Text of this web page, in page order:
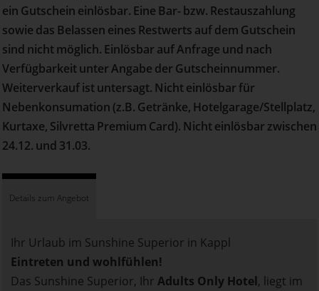
ein Gutschein einlösbar. Eine Bar- bzw. Restauszahlung
sowie das Belassen eines Restwerts auf dem Gutschein
sind nicht möglich. Einlösbar auf Anfrage und nach
Verfügbarkeit unter Angabe der Gutscheinnummer.
Weiterverkauf ist untersagt. Nicht einlösbar für
Nebenkonsumation (z.B. Getränke, Hotelgarage/Stellplatz,
Kurtaxe, Silvretta Premium Card). Nicht einlösbar zwischen
24.12. und 31.03.
Details zum Angebot
Ihr Urlaub im Sunshine Superior in Kappl
Eintreten und wohlfühlen!
Das Sunshine Superior, Ihr Adults Only Hotel, liegt im